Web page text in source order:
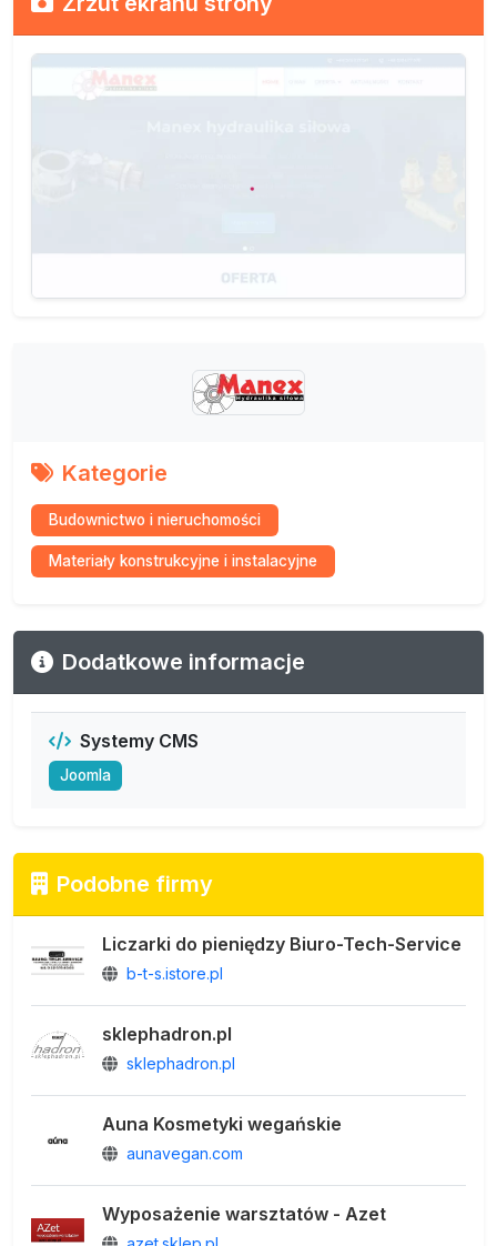
Kategorie
Budownictwo i nieruchomości
Materiały konstrukcyjne i instalacyjne
Dodatkowe informacje
Systemy CMS
Joomla
Podobne firmy
Liczarki do pieniędzy Biuro-Tech-Service
b-t-s.istore.pl
sklephadron.pl
sklephadron.pl
Auna Kosmetyki wegańskie
aunavegan.com
Wyposażenie warsztatów - Azet